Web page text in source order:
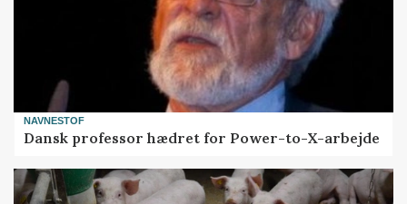
NAVNESTOF
Dansk professor hædret for Power-to-X-arbejde